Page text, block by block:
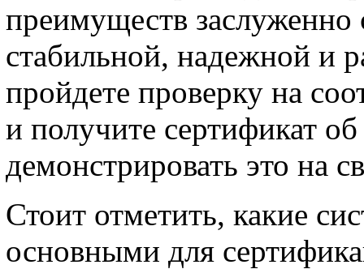
преимуществ заслуженно
стабильной, надежной и
пройдете проверку на
и получите сертификат
демонстрировать это на
Стоит отметить, какие
основными для